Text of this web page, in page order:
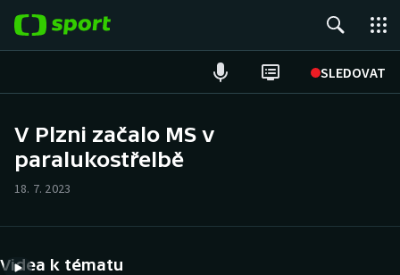
SLEDOVAT
Hokej
V Plzni začalo MS v
paralukostřelbě
18. 7. 2023
Videa k tématu